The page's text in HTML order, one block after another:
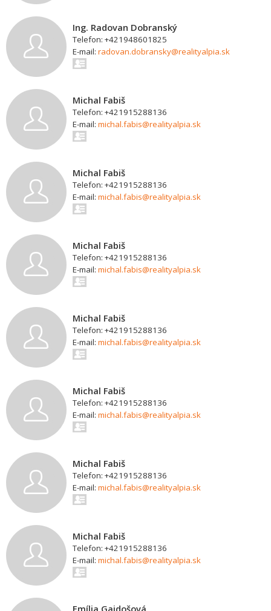
Ing. Radovan Dobranský
Telefon: +421948601825
E-mail: radovan.dobransky@realityalpia.sk
Michal Fabiš
Telefon: +421915288136
E-mail: michal.fabis@realityalpia.sk
Michal Fabiš
Telefon: +421915288136
E-mail: michal.fabis@realityalpia.sk
Michal Fabiš
Telefon: +421915288136
E-mail: michal.fabis@realityalpia.sk
Michal Fabiš
Telefon: +421915288136
E-mail: michal.fabis@realityalpia.sk
Michal Fabiš
Telefon: +421915288136
E-mail: michal.fabis@realityalpia.sk
Michal Fabiš
Telefon: +421915288136
E-mail: michal.fabis@realityalpia.sk
Michal Fabiš
Telefon: +421915288136
E-mail: michal.fabis@realityalpia.sk
Emília Gajdošová